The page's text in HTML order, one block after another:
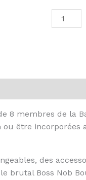
8 membres de la
être incorporées
des
brutal Boss Nob